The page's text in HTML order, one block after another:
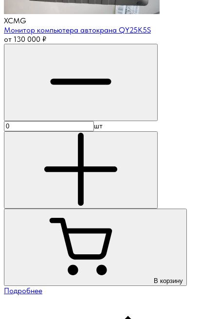
XCMG
Монитор компьютера автокрана QY25K5S
от 130 000 ₽
шт
В корзину
Подробнее